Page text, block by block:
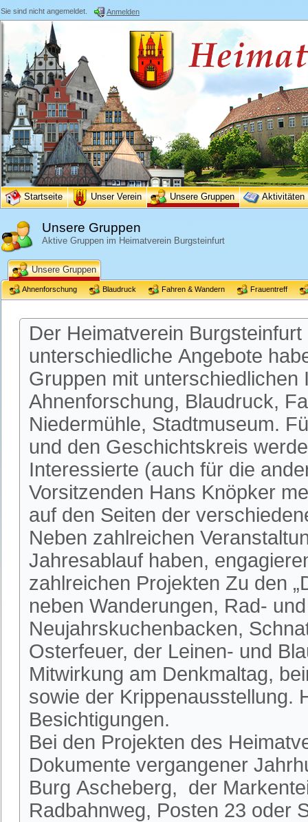
Sie sind nicht angemeldet. Anmelden
Startseite Unser Verein Unsere Gruppen Aktivitäten
Unsere Gruppen
Aktive Gruppen im Heimatverein Burgsteinfurt
Unsere Gruppen
Ahnenforschung Blaudruck Fahren & Wandern Frauentreff
Der Heimatverein
unterschiedliche Angebote
Gruppen mit
Ahnenforschung, Blaudruck,
Niedermühle, Stadtmuseum.
und den Geschichtskreis
Interessierte (auch für die
Vorsitzenden Hans Knöpker
auf den Seiten der
Neben zahlreichen
Jahresablauf haben,
zahlreichen Projekten Zu den
neben Wanderungen, Rad-
Neujahrskuchenbacken,
Osterfeuer, der Leinen- und
Mitwirkung am Denkmaltag,
sowie der Krippenausstellung.
Besichtigungen.
Bei den Projekten des
Dokumente vergangener
Burg Ascheberg, der
Radbahnweg, Posten 23 oder